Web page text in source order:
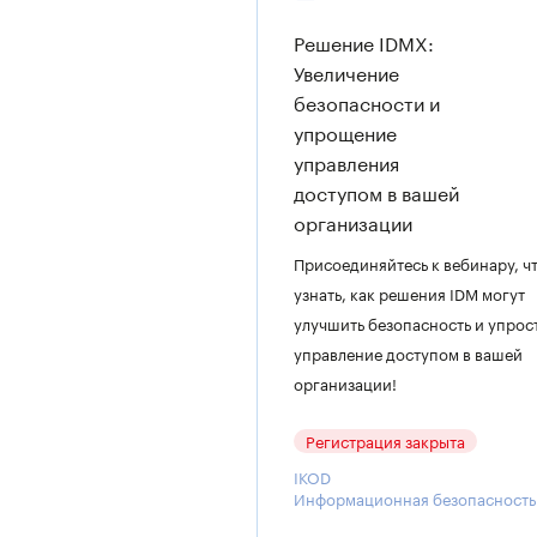
Решение IDMX:
Увеличение
безопасности и
упрощение
управления
доступом в вашей
организации
Присоединяйтесь к вебинару,
узнать, как решения IDM могут
улучшить безопасность и
управление доступом в вашей
организации!
Регистрация закрыта
IKOD
Информационная безопасность